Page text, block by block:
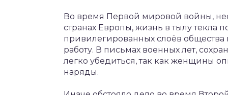
Во время Первой мировой войны,
странах Европы, жизнь в тылу
привилегированных слоёв
работу. В письмах военных лет,
легко убедиться, так как женщины
наряды.